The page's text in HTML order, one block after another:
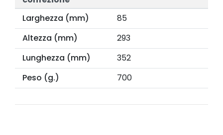
Larghezza (mm)
85
Altezza (mm)
293
Lunghezza (mm)
352
Peso (g.)
700